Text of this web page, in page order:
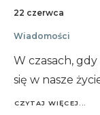
22 czerwca
Wiadomości
W czasach,
się w nasze
CZYTAJ WIĘCEJ...